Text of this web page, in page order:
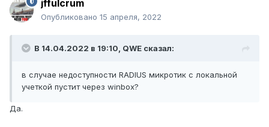
jffulcrum
Опубликовано 15 апреля, 2022
В 14.04.2022 в 19:10, QWE сказал:
в случае недоступности RADIUS микротик с локальной
учеткой пустит через winbox?
Да.